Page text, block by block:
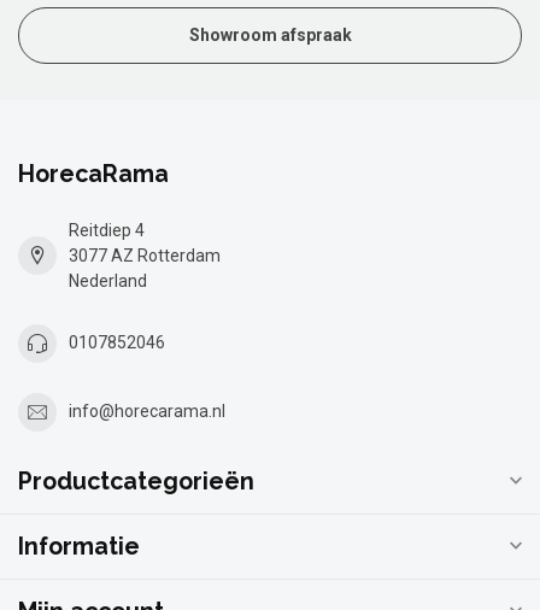
Showroom afspraak
HorecaRama
Reitdiep 4
3077 AZ Rotterdam
Nederland
0107852046
info@horecarama.nl
Productcategorieën
Informatie